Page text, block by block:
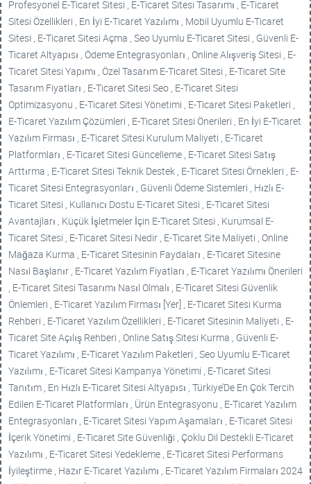
Profesyonel E-Ticaret Sitesi , E-Ticaret Sitesi Tasarımı , E-Ticaret
Sitesi Özellikleri , En İyi E-Ticaret Yazılımı , Mobil Uyumlu E-Ticaret
Sitesi , E-Ticaret Sitesi Açma , Seo Uyumlu E-Ticaret Sitesi , Güvenli E-
Ticaret Altyapısı , Ödeme Entegrasyonları , Online Alışveriş Sitesi , E-
Ticaret Sitesi Yapımı , Özel Tasarım E-Ticaret Sitesi , E-Ticaret Site
Tasarım Fiyatları , E-Ticaret Sitesi Seo , E-Ticaret Sitesi
Optimizasyonu , E-Ticaret Sitesi Yönetimi , E-Ticaret Sitesi Paketleri ,
E-Ticaret Yazılım Çözümleri , E-Ticaret Sitesi Önerileri , En İyi E-Ticaret
Yazılım Firması , E-Ticaret Sitesi Kurulum Maliyeti , E-Ticaret
Platformları , E-Ticaret Sitesi Güncelleme , E-Ticaret Sitesi Satış
Arttırma , E-Ticaret Sitesi Teknik Destek , E-Ticaret Sitesi Örnekleri , E-
Ticaret Sitesi Entegrasyonları , Güvenli Ödeme Sistemleri , Hızlı E-
Ticaret Sitesi , Kullanıcı Dostu E-Ticaret Sitesi , E-Ticaret Sitesi
Avantajları , Küçük İşletmeler İçin E-Ticaret Sitesi , Kurumsal E-
Ticaret Sitesi , E-Ticaret Sitesi Nedir , E-Ticaret Site Maliyeti , Online
Mağaza Kurma , E-Ticaret Sitesinin Faydaları , E-Ticaret Sitesine
Nasıl Başlanır , E-Ticaret Yazılım Fiyatları , E-Ticaret Yazılımı Önerileri
, E-Ticaret Sitesi Tasarımı Nasıl Olmalı , E-Ticaret Sitesi Güvenlik
Önlemleri , E-Ticaret Yazılım Firması [Yer] , E-Ticaret Sitesi Kurma
Rehberi , E-Ticaret Yazılım Özellikleri , E-Ticaret Sitesinin Maliyeti , E-
Ticaret Site Açılış Rehberi , Online Satış Sitesi Kurma , Güvenli E-
Ticaret Yazılımı , E-Ticaret Yazılım Paketleri , Seo Uyumlu E-Ticaret
Yazılımı , E-Ticaret Sitesi Kampanya Yönetimi , E-Ticaret Sitesi
Tanıtım , En Hızlı E-Ticaret Sitesi Altyapısı , Türkiye’De En Çok Tercih
Edilen E-Ticaret Platformları , Ürün Entegrasyonu , E-Ticaret Yazılım
Entegrasyonları , E-Ticaret Sitesi Yapım Aşamaları , E-Ticaret Sitesi
İçerik Yönetimi , E-Ticaret Site Güvenliği , Çoklu Dil Destekli E-Ticaret
Yazılımı , E-Ticaret Sitesi Yedekleme , E-Ticaret Sitesi Performans
İyileştirme , Hazır E-Ticaret Yazılımı , E-Ticaret Yazılım Firmaları 2024